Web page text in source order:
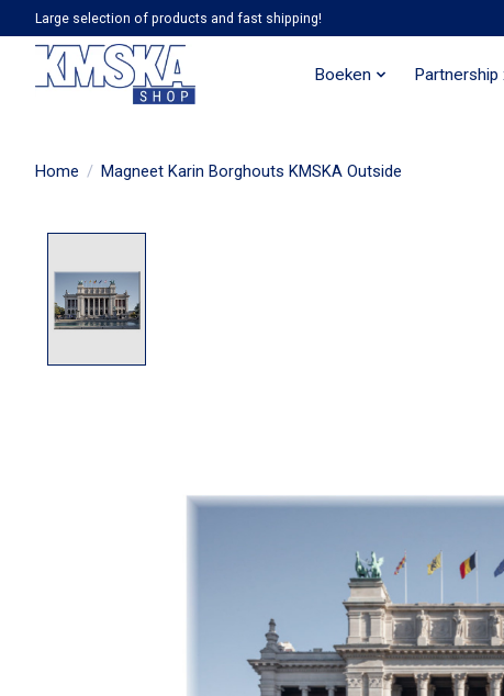
Large selection of products and fast shipping!
Boeken Partnership
Home / Magneet Karin Borghouts KMSKA Outside